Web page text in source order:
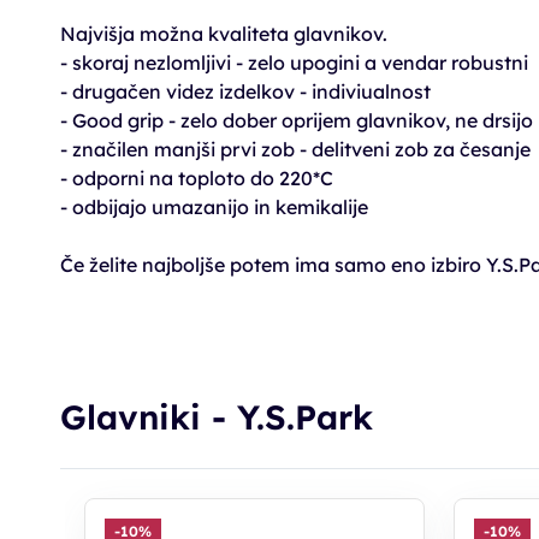
Najvišja možna kvaliteta glavnikov.
- skoraj nezlomljivi - zelo upogini a vendar robustni
- drugačen videz izdelkov - indiviualnost
- Good grip - zelo dober oprijem glavnikov, ne drsijo
- značilen manjši prvi zob - delitveni zob za česanje
- odporni na toploto do 220*C
- odbijajo umazanijo in kemikalije
Če želite najboljše potem ima samo eno izbiro
Glavniki - Y.S.Park
-10% -10%